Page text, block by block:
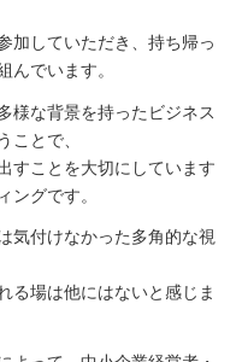
加していただき、持ち帰っ
でいます。
様な背景を持ったビジネス
とで、
すことを大切にしています
グです。
気付けなかった多角的な視
る場は他にはないと感じま